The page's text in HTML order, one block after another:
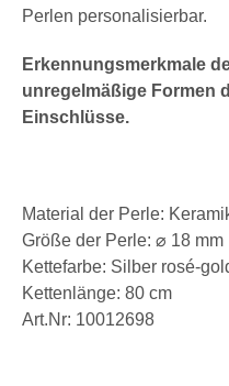
Perlen personalisierbar.
Erkennungsmerkmale
unregelmäßige Formen
Einschlüsse.
Material der Perle:
Größe der Perle: ⌀ 18 mm
Kettefarbe: Silber rosé-
Kettenlänge: 80 cm
Art.Nr: 10012698